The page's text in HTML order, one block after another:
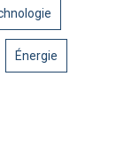
Énergie